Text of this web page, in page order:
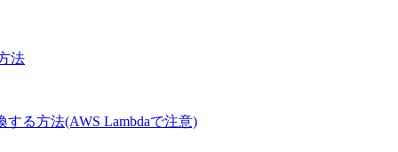
法
する方法(AWS Lambdaで注意)